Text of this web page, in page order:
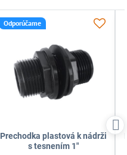
Odporúčame
Prechodka plastová k nádrži
s tesnením 1"